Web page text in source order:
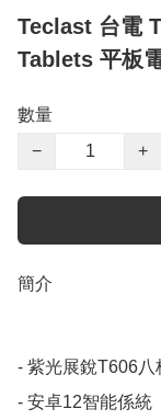
Teclast 台電
Tablets 平板
數量
−
+
簡介
- 紫光展銳T606八
- 安卓12智能係統